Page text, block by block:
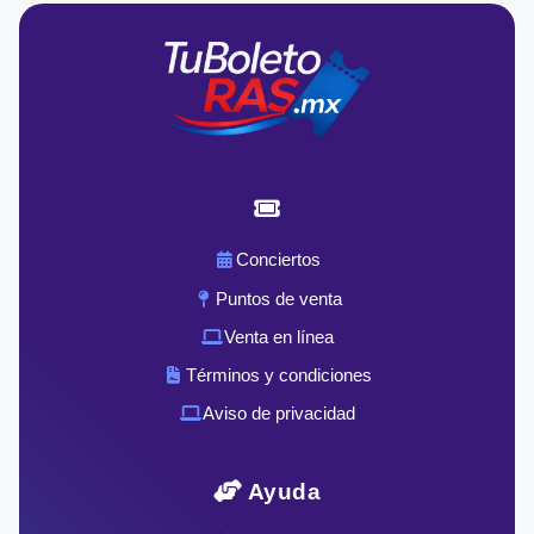
Conciertos
Puntos de venta
Venta en línea
Términos y condiciones
Aviso de privacidad
Ayuda